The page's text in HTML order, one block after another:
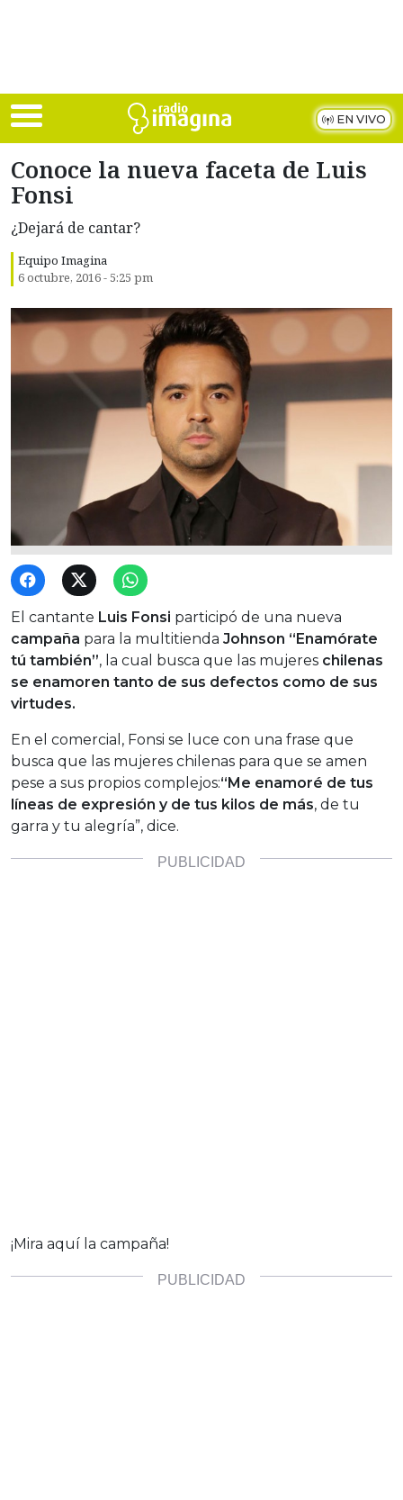
EN VIVO
Conoce la nueva faceta de Luis
Fonsi
¿Dejará de cantar?
Equipo Imagina
6 octubre, 2016 - 5:25 pm
El cantante Luis Fonsi participó de una nueva
campaña para la multitienda Johnson “Enamórate
tú también”, la cual busca que las mujeres chilenas
se enamoren tanto de sus defectos como de sus
virtudes.
En el comercial, Fonsi se luce con una frase que
busca que las mujeres chilenas para que se amen
pese a sus propios complejos:“Me enamoré de tus
líneas de expresión y de tus kilos de más, de tu
garra y tu alegría”, dice.
¡Mira aquí la campaña!